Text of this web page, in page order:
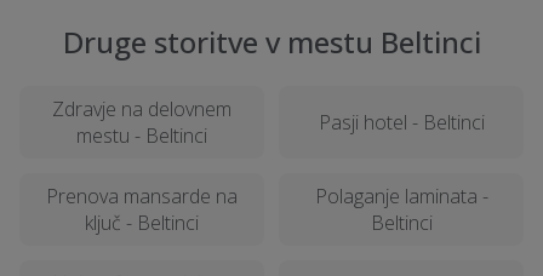
Druge storitve v mestu Beltinci
Zdravje na delovnem
mestu - Beltinci
Pasji hotel - Beltinci
Prenova mansarde na
ključ - Beltinci
Polaganje laminata -
Beltinci